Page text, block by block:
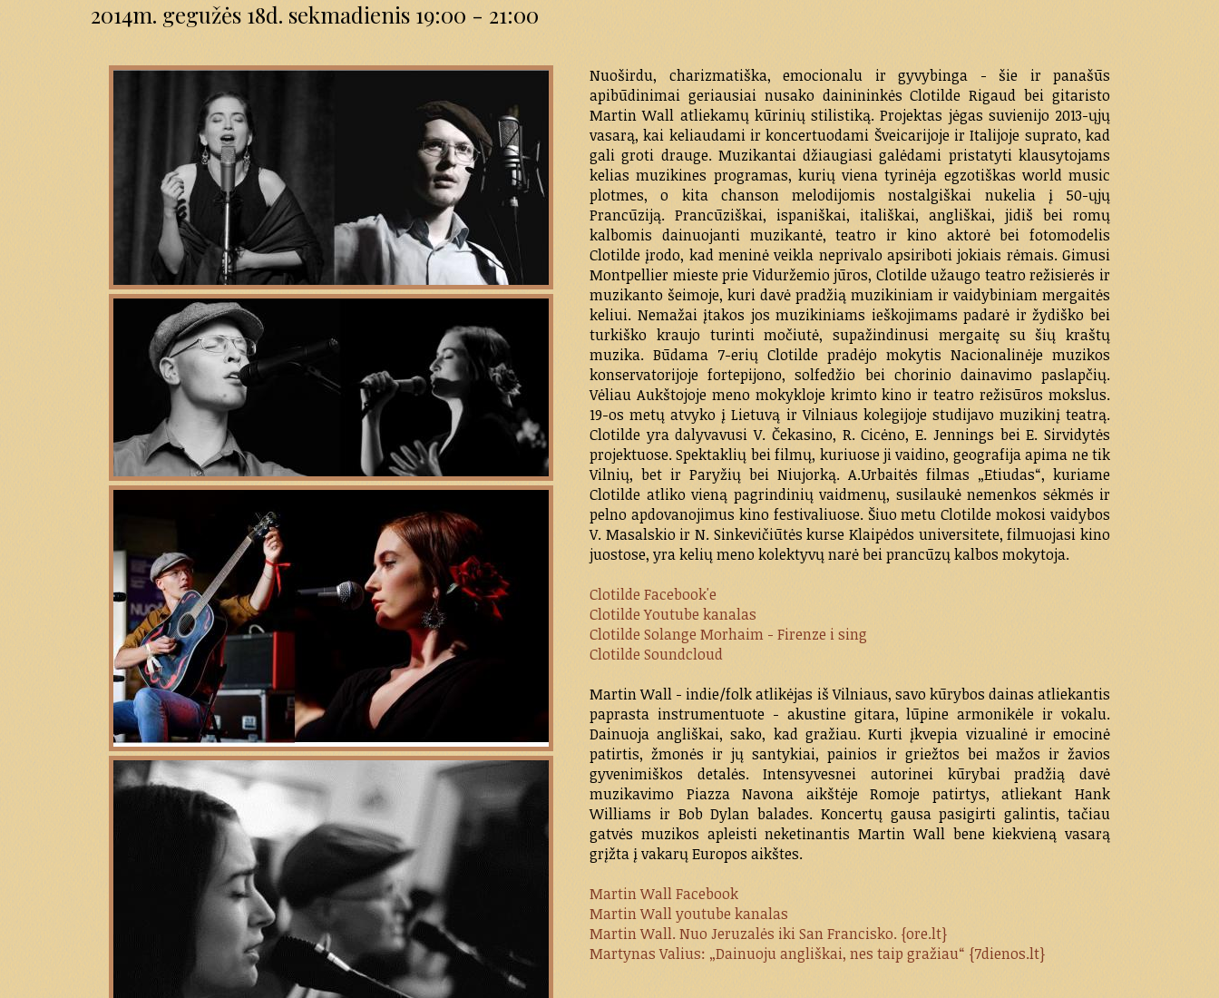
2014m. gegužės 18d. sekmadienis 19:00 - 21:00
Nuoširdu, charizmatiška, emocionalu ir gyvybinga - šie ir panašūs
apibūdinimai geriausiai nusako dainininkės Clotilde Rigaud bei gitaristo
Martin Wall atliekamų kūrinių stilistiką. Projektas jėgas suvienijo 2013-ųjų
vasarą, kai keliaudami ir koncertuodami Šveicarijoje ir Italijoje suprato, kad
gali groti drauge. Muzikantai džiaugiasi galėdami pristatyti klausytojams
kelias muzikines programas, kurių viena tyrinėja egzotiškas world music
plotmes, o kita chanson melodijomis nostalgiškai nukelia į 50-ųjų
Prancūziją. Prancūziškai, ispaniškai, itališkai, angliškai, jidiš bei romų
kalbomis dainuojanti muzikantė, teatro ir kino aktorė bei fotomodelis
Clotilde įrodo, kad meninė veikla neprivalo apsiriboti jokiais rėmais. Gimusi
Montpellier mieste prie Viduržemio jūros, Clotilde užaugo teatro režisierės ir
muzikanto šeimoje, kuri davė pradžią muzikiniam ir vaidybiniam mergaitės
keliui. Nemažai įtakos jos muzikiniams ieškojimams padarė ir žydiško bei
turkiško kraujo turinti močiutė, supažindinusi mergaitę su šių kraštų
muzika. Būdama 7-erių Clotilde pradėjo mokytis Nacionalinėje muzikos
konservatorijoje fortepijono, solfedžio bei chorinio dainavimo paslapčių.
Vėliau Aukštojoje meno mokykloje krimto kino ir teatro režisūros mokslus.
19-os metų atvyko į Lietuvą ir Vilniaus kolegijoje studijavo muzikinį teatrą.
Clotilde yra dalyvavusi V. Čekasino, R. Cicėno, E. Jennings bei E. Sirvidytės
projektuose. Spektaklių bei filmų, kuriuose ji vaidino, geografija apima ne tik
Vilnių, bet ir Paryžių bei Niujorką. A.Urbaitės filmas „Etiudas“, kuriame
Clotilde atliko vieną pagrindinių vaidmenų, susilaukė nemenkos sėkmės ir
pelno apdovanojimus kino festivaliuose. Šiuo metu Clotilde mokosi vaidybos
V. Masalskio ir N. Sinkevičiūtės kurse Klaipėdos universitete, filmuojasi kino
juostose, yra kelių meno kolektyvų narė bei prancūzų kalbos mokytoja.
Clotilde Facebook'e
Clotilde Youtube kanalas
Clotilde Solange Morhaim - Firenze i sing
Clotilde Soundcloud
Martin Wall - indie/folk atlikėjas iš Vilniaus, savo kūrybos dainas atliekantis
paprasta instrumentuote - akustine gitara, lūpine armonikėle ir vokalu.
Dainuoja angliškai, sako, kad gražiau. Kurti įkvepia vizualinė ir emocinė
patirtis, žmonės ir jų santykiai, painios ir griežtos bei mažos ir žavios
gyvenimiškos detalės. Intensyvesnei autorinei kūrybai pradžią davė
muzikavimo Piazza Navona aikštėje Romoje patirtys, atliekant Hank
Williams ir Bob Dylan balades. Koncertų gausa pasigirti galintis, tačiau
gatvės muzikos apleisti neketinantis Martin Wall bene kiekvieną vasarą
grįžta į vakarų Europos aikštes.
Martin Wall Facebook
Martin Wall youtube kanalas
Martin Wall. Nuo Jeruzalės iki San Francisko. {ore.lt}
Martynas Valius: „Dainuoju angliškai, nes taip gražiau“ {7dienos.lt}